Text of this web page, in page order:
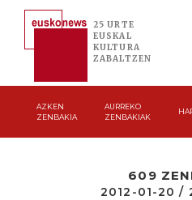
25 URTE
EUSKAL
KULTURA
ZABALTZEN
AZKEN
ZENBAKIA
AURREKO
ZENBAKIAK
609
2012-01-20 /